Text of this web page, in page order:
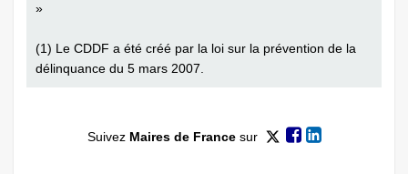
»
(1) Le CDDF a été créé par la loi sur la prévention de la
délinquance du 5 mars 2007.
Suivez Maires de Francesur